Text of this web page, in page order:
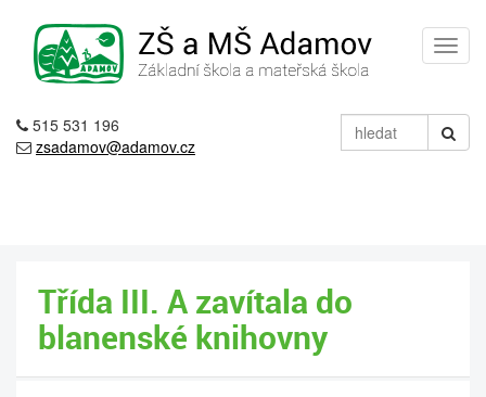
515 531 196
zsadamov@adamov.cz
Třída III. A zavítala do
blanenské knihovny